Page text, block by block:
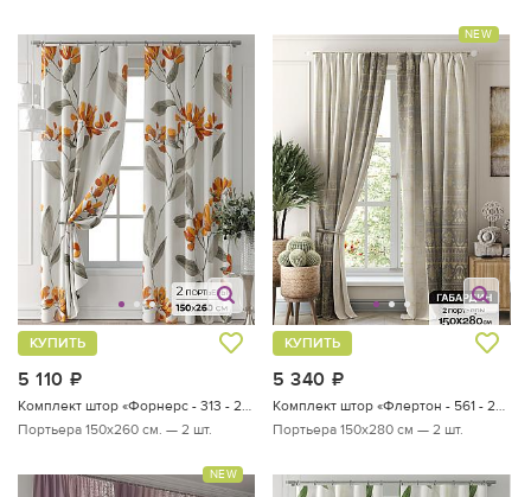
5 110
КУПИТЬ
Комплект штор «Форнерс - 313 - 260 см»
Портьера 150х260 см. — 2 шт.
NEW
5 340
КУПИТЬ
Комплект штор «Флертон - 561 - 280 см»
Портьера 150х280 см — 2 шт.
NEW